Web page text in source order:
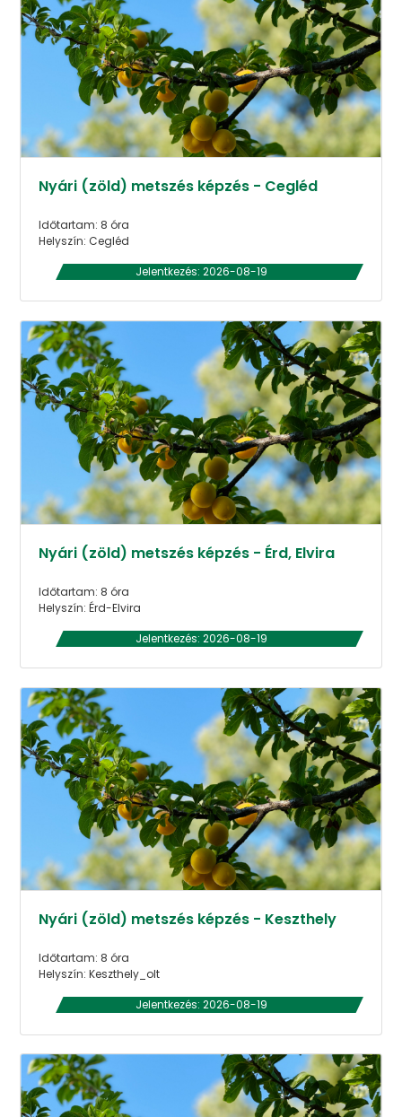
Nyári (zöld) metszés képzés - Cegléd
Időtartam: 8 óra
Helyszín: Cegléd
Jelentkezés: 2026-08-19
Nyári (zöld) metszés képzés - Érd, Elvira
Időtartam: 8 óra
Helyszín: Érd-Elvira
Jelentkezés: 2026-08-19
Nyári (zöld) metszés képzés - Keszthely
Időtartam: 8 óra
Helyszín: Keszthely_olt
Jelentkezés: 2026-08-19